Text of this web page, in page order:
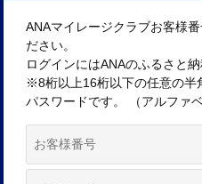
ANAマイレージクラブお客様
ださい。
ログインにはANAのふるさと
※8桁以上16桁以下の任意の半
パスワードです。 （アルファ